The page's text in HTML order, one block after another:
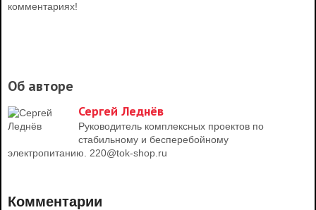
комментариях!
Об авторе
Сергей Леднёв
Руководитель комплексных проектов по
стабильному и бесперебойному
электропитанию. 220@tok-shop.ru
Комментарии